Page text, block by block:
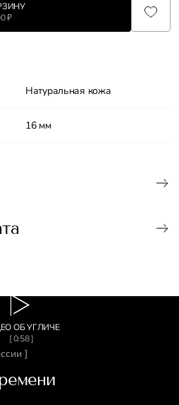
₽
Натуральная кожа
16 мм
ОБ УГЛИЧЕ
[ 0:58 ]
]